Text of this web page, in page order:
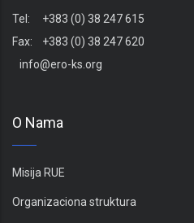
Tel: +383 (0) 38 247 615
Fax: +383 (0) 38 247 620
info@ero-ks.org
O Nama
Misija RUE
Organizaciona struktura